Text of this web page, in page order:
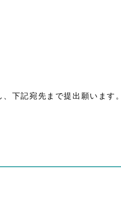
下記宛先まで提出願います。